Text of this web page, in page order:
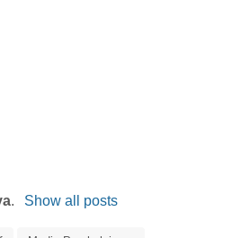
. Show all posts